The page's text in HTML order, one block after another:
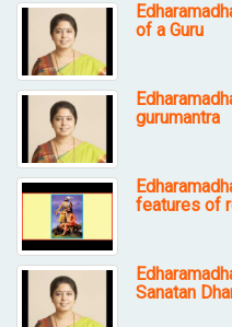
of a Guru
gurumantra
features of
Sanatan